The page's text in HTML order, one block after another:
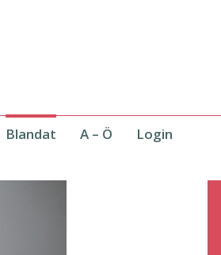
Blandat A – Ö Login